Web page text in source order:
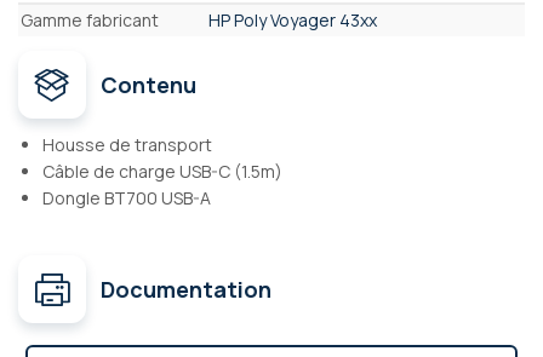
Gamme fabricant HP Poly Voyager 43xx
Contenu
Housse de transport
Câble de charge USB-C (1.5m)
Dongle BT700 USB-A
Documentation